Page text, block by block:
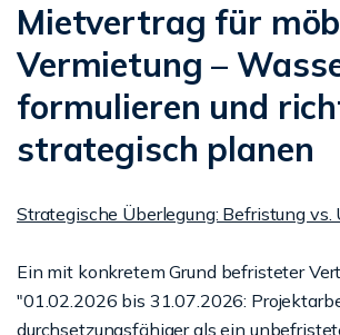
Mietvertrag für
Vermietung –
formulieren und
strategisch planen
Strategische Überlegung: Befristung
Ein mit konkretem Grund befristeter
"01.02.2026 bis 31.07.2026:
durchsetzungsfähiger als ein